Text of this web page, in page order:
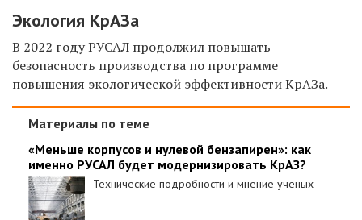
Экология КрАЗа
В 2022 году РУСАЛ продолжил повышать
безопасность производства по программе
повышения экологической эффективности КрАЗа.
Материалы по теме
«Меньше корпусов и нулевой бензапирен»: как
именно РУСАЛ будет модернизировать КрАЗ?
Технические подробности и мнение ученых